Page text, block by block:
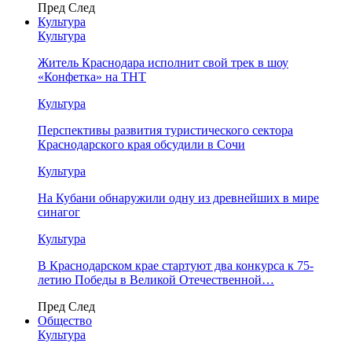
Пред След
Культура
Культура
Житель Краснодара исполнит свой трек в шоу
«Конфетка» на ТНТ
Культура
Перспективы развития туристического сектора
Краснодарского края обсудили в Сочи
Культура
На Кубани обнаружили одну из древнейших в мире
синагог
Культура
В Краснодарском крае стартуют два конкурса к 75-
летию Победы в Великой Отечественной…
Пред След
Общество
Культура